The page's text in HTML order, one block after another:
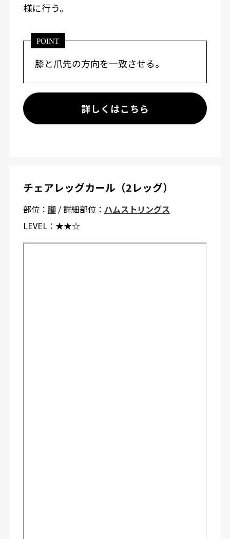
様に行う。
POINT
膝と爪先の方向を一致させる。
詳しくはこちら
チェアレッグカール（2レッグ）
部位： 脚/ 詳細部位： ハムストリングス
LEVEL： ★★☆